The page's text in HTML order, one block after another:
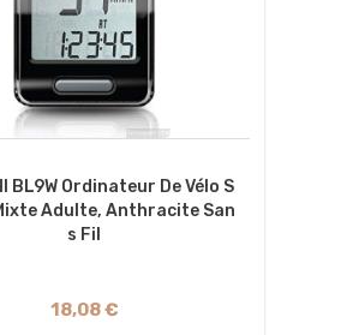
BL9W Ordinateur De Vélo S
Adulte, Anthracite San
S Fil
18,08 €